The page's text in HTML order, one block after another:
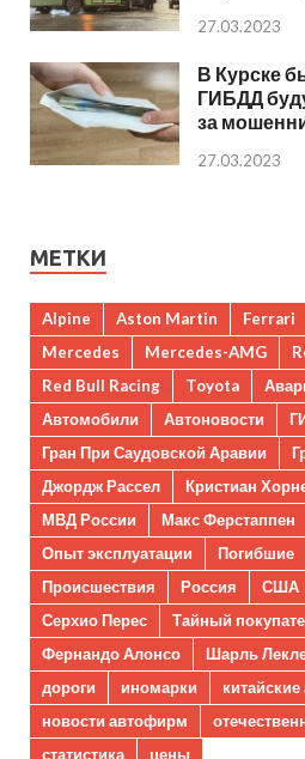
27.03.2023
В Курске
ГИБДД
за
27.03.2023
МЕТКИ
Alpine Aston Martin Ferrari
Mercedes
Mercedes-AMG
Red Bull Racing
Toyota
Автомобили
Автоновости
Гран При Саудовской Аравии
Джордж Рассел
Кристиан
МВД России
Макс Ферстаппен
Опыт эксплуатации
Погибшие
Происшествия
Россия США
Серхио Перес
Тайный
Фернандо Алонсо
Шарль
дороги
иномарки
новости автофирм
статистика
цены